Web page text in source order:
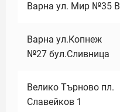
Варна ул. Мир №35 В
Варна ул.Копнеж
№27 бул.Сливница
Велико Търново пл.
Славейков 1